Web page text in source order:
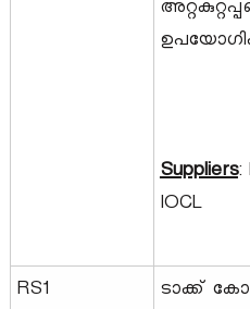
Suppliers:
IOCL
RS1
ടാക്ക്